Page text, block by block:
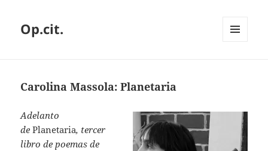
Op.cit.
Carolina Massola: Planetaria
Adelanto
dePlanetaria, tercer
libro de poemas de